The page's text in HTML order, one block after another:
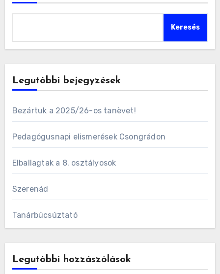
Keresés
Legutóbbi bejegyzések
Bezártuk a 2025/26-os tanèvet!
Pedagógusnapi elismerések Csongrádon
Elballagtak a 8. osztályosok
Szerenád
Tanárbúcsúztató
Legutóbbi hozzászólások